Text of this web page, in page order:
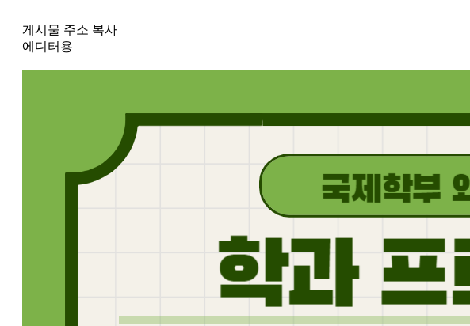
게시물 주소 복사
에디터용